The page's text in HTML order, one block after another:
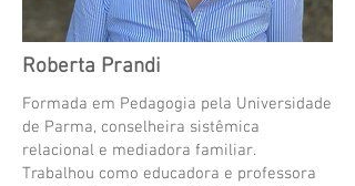
Roberta Prandi
Formada em Pedagogia pela Universidade
de Parma, conselheira sistêmica
relacional e mediadora familiar.
Trabalhou como educadora e professora